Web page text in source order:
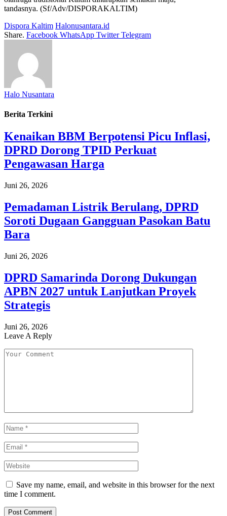
tandasnya. (Sf/Adv/DISPORAKALTIM)
Dispora Kaltim Halonusantara.id
Share. Facebook WhatsApp Twitter Telegram
Halo Nusantara
Berita Terkini
Kenaikan BBM Berpotensi Picu Inflasi,
DPRD Dorong TPID Perkuat
Pengawasan Harga
Juni 26, 2026
Pemadaman Listrik Berulang, DPRD
Soroti Dugaan Gangguan Pasokan Batu
Bara
Juni 26, 2026
DPRD Samarinda Dorong Dukungan
APBN 2027 untuk Lanjutkan Proyek
Strategis
Juni 26, 2026
Leave A Reply
Save my name, email, and website in this browser for the next
time I comment.